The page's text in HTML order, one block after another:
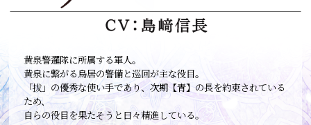
黄泉警邏隊に所属する軍人。
黄泉に繋がる鳥居の警備と巡回が主な役目。
「拔」の優秀な使い手であり、次期【青】の長を約束されている
ため、
自らの役目を果たそうと日々精進している。